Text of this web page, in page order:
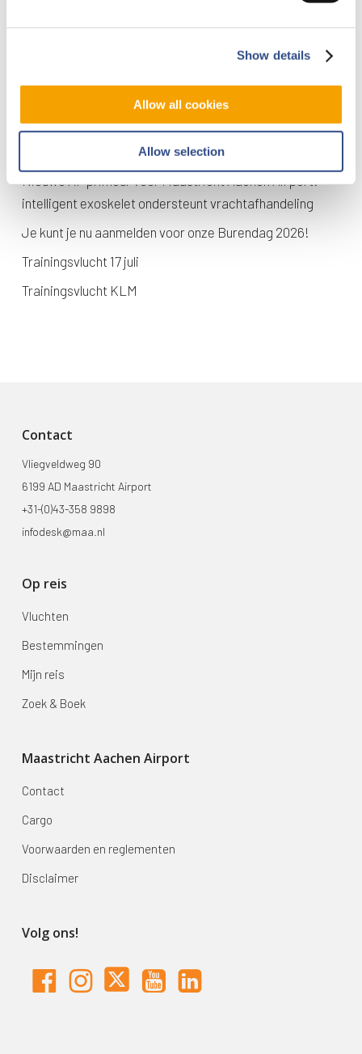
Show details
Allow all cookies
Allow selection
Recente berichten
Trainingsvlucht 4 augustus
Nieuwe AI-primeur voor Maastricht Aachen Airport:
intelligent exoskelet ondersteunt vrachtafhandeling
Je kunt je nu aanmelden voor onze Burendag 2026!
Trainingsvlucht 17 juli
Trainingsvlucht KLM
Contact
Vliegveldweg 90
6199 AD Maastricht Airport
+31-(0)43-358 9898
infodesk@maa.nl
Op reis
Vluchten
Bestemmingen
Mijn reis
Zoek & Boek
Maastricht Aachen Airport
Contact
Cargo
Voorwaarden en reglementen
Disclaimer
Volg ons!